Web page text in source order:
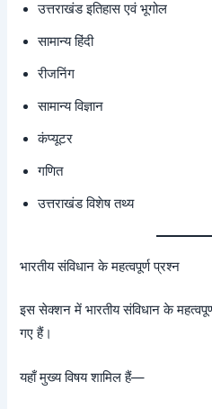
उत्तराखंड इतिहास एवं भूगोल
सामान्य हिंदी
रीजनिंग
सामान्य विज्ञान
कंप्यूटर
गणित
उत्तराखंड विशेष तथ्य
भारतीय संविधान के महत्वपूर्ण प्रश्न
इस सेक्शन में भारतीय संविधान के
गए हैं।
यहाँ मुख्य विषय शामिल हैं—